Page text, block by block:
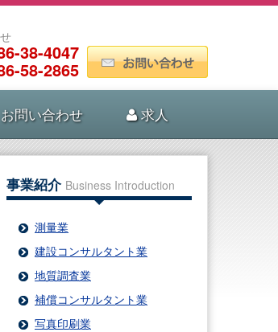
38-4047
58-2865
問い合わせ 求人
事業紹介 Business Introduction
測量業
建設コンサルタント業
地質調査業
補償コンサルタント業
写真印刷業